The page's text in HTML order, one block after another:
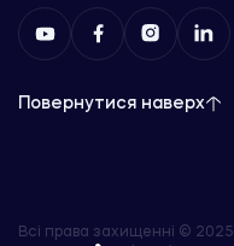
Повернутися наверх
Всі права захищенні © 2025